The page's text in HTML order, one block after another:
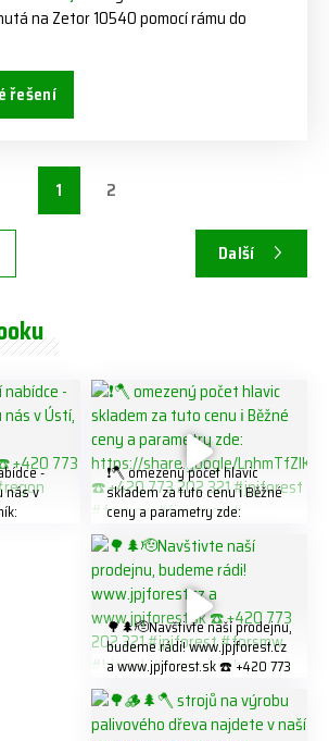
na Zetor 10540 pomocí rámu do
řešení
1 2
Další
-
nás v
❗️🪓 omezený počet hlavic
skladem za tuto cenu ℹ️ Běžné
ceny a parametry zde:
https://share.google/LnhmTfZl
K8W5t7i6o ☎️ +420 773 202
321 #jpjforest #forsmw
#firewood #
🌳🌲🫡Navštivte naší prodejnu,
budeme rádi! www.jpjforest.cz
a www.jpjforest.sk ☎️ +420 773
202 321 #jpjforest #forsmw
#biojack #regon #vahvajussi